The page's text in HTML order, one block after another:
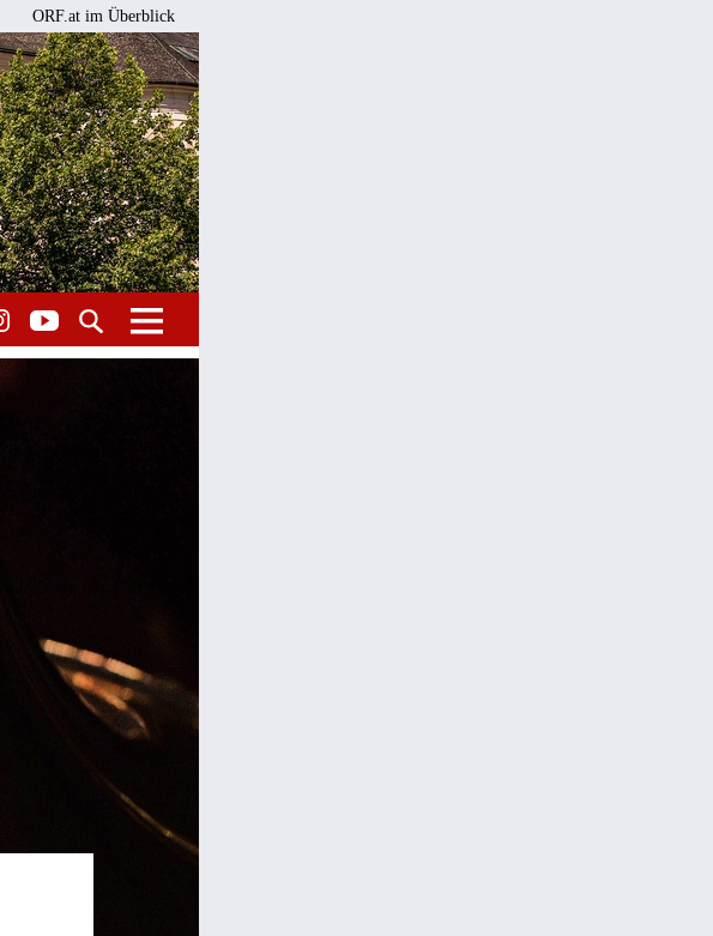
ORF.at im Überblick